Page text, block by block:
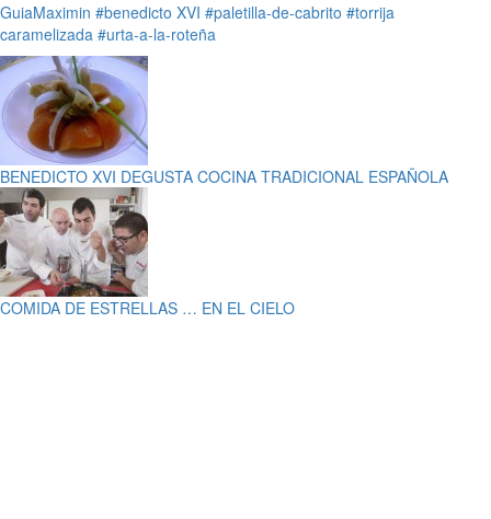
GuiaMaximin #benedicto XVI #paletilla-de-cabrito #torrija
caramelizada #urta-a-la-roteña
BENEDICTO XVI DEGUSTA COCINA TRADICIONAL ESPAÑOLA
COMIDA DE ESTRELLAS … EN EL CIELO